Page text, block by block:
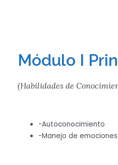
Módulo I
(Habilidades de
-Autoconocimiento
-Manejo de emociones